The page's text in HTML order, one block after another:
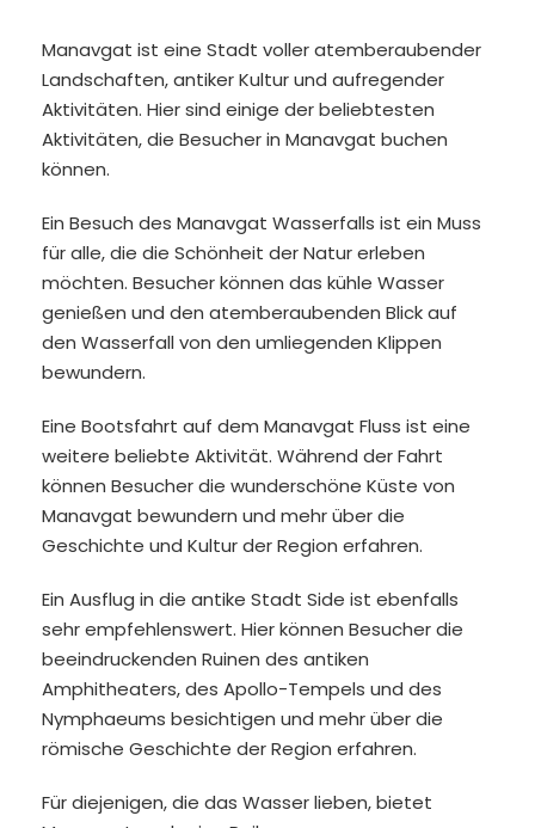
Manavgat ist eine Stadt voller atemberaubender
Landschaften, antiker Kultur und aufregender
Aktivitäten. Hier sind einige der beliebtesten
Aktivitäten, die Besucher in Manavgat buchen
können.
Ein Besuch des Manavgat Wasserfalls ist ein Muss
für alle, die die Schönheit der Natur erleben
möchten. Besucher können das kühle Wasser
genießen und den atemberaubenden Blick auf
den Wasserfall von den umliegenden Klippen
bewundern.
Eine Bootsfahrt auf dem Manavgat Fluss ist eine
weitere beliebte Aktivität. Während der Fahrt
können Besucher die wunderschöne Küste von
Manavgat bewundern und mehr über die
Geschichte und Kultur der Region erfahren.
Ein Ausflug in die antike Stadt Side ist ebenfalls
sehr empfehlenswert. Hier können Besucher die
beeindruckenden Ruinen des antiken
Amphitheaters, des Apollo-Tempels und des
Nymphaeums besichtigen und mehr über die
römische Geschichte der Region erfahren.
Für diejenigen, die das Wasser lieben, bietet